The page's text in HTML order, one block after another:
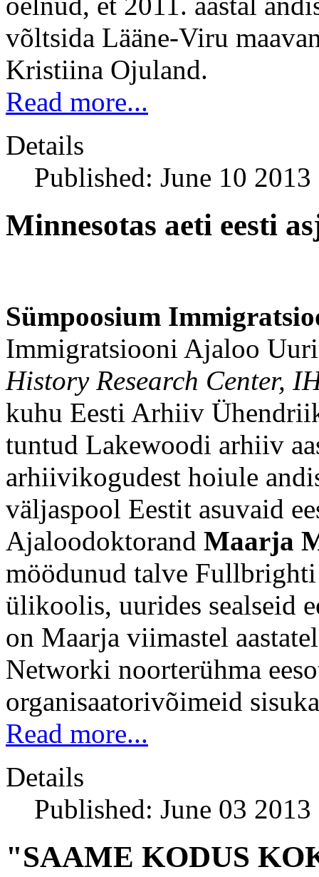
võltsida Lääne-Viru
Kristiina Ojuland.
Read more...
Details
Published: June 10 2013
Minnesotas aeti eesti
Sümpoosium
Immigratsiooni Ajaloo
History Research Center,
kuhu Eesti Arhiiv
tuntud Lakewoodi arhiiv
arhiivikogudest hoiule
väljaspool Eestit asuvaid
Ajaloodoktorand Maarja
möödunud talve
ülikoolis, uurides sealseid
on Maarja viimastel
Networki noorterühma
organisaatorivõimeid
Read more...
Details
Published: June 03 2013
"SAAME KODUS